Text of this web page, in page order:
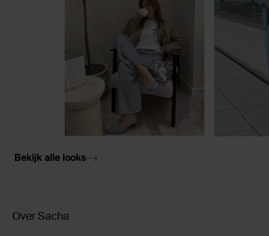
Bekijk alle looks
Over Sacha